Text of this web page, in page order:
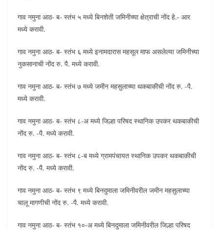
गाव नमुना आठ- ब- स्तंभ ५ मध्ये बिनशेती जमिनीच्या क्षेत्राची नोंद हे.- आर
मध्ये करावी.
गाव नमुना आठ- ब- स्तंभ ६ मध्ये इनामदारास महसूल माफ असलेल्या जमिनीच्या
नुकसानाची नोंद रु. पै. मध्ये करावी.
गाव नमुना आठ- ब- स्तंभ ७ मध्ये जमीन महसुलाच्या थकबाकीची नोंद रु. -पै.
मध्ये करावी.
गाव नमुना आठ- ब- स्तंभ ८-अ मध्ये जिल्हा परिषद स्थानिक उपकर थकबाकीची
नोंद रु. -पै. मध्ये करावी.
गाव नमुना आठ- ब- स्तंभ ८-ब मध्ये ग्रामपंचायत स्थानिक उपकर थकबाकीची
नोंद रु. -पै. मध्ये करावी.
गाव नमुना आठ- ब- स्तंभ ९ मध्ये बिनदुमाला जमिनीवरील जमीन महसुलाच्या
चालू मागणीची नोंद रु. -पै. मध्ये करावी.
गाव नमुना आठ- ब- स्तंभ १०-अ मध्ये बिनदुमाला जमिनीवरील जिल्हा परिषद